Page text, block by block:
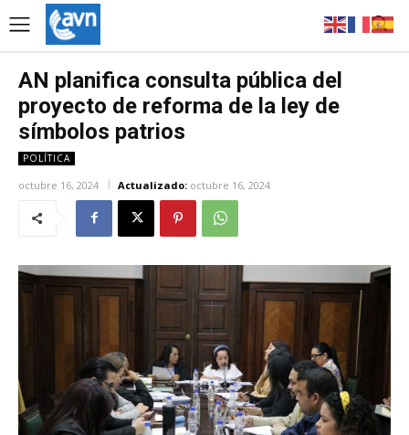
AN planifica consulta pública del
proyecto de reforma de la ley de
símbolos patrios
POLÍTICA
octubre 16, 2024 Actualizado: octubre 16, 2024